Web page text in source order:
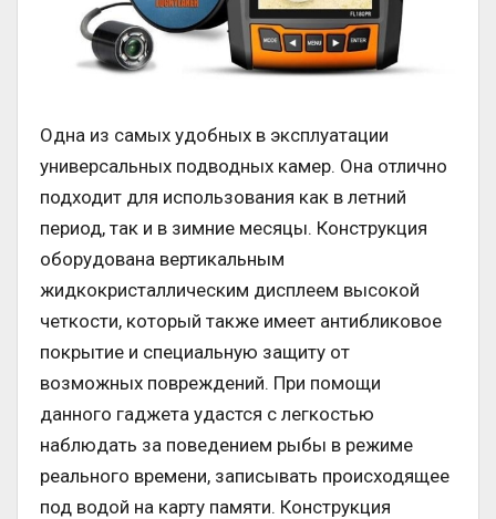
Одна из самых удобных в эксплуатации
универсальных подводных камер. Она отлично
подходит для использования как в летний
период, так и в зимние месяцы. Конструкция
оборудована вертикальным
жидкокристаллическим дисплеем высокой
четкости, который также имеет антибликовое
покрытие и специальную защиту от
возможных повреждений. При помощи
данного гаджета удастся с легкостью
наблюдать за поведением рыбы в режиме
реального времени, записывать происходящее
под водой на карту памяти. Конструкция